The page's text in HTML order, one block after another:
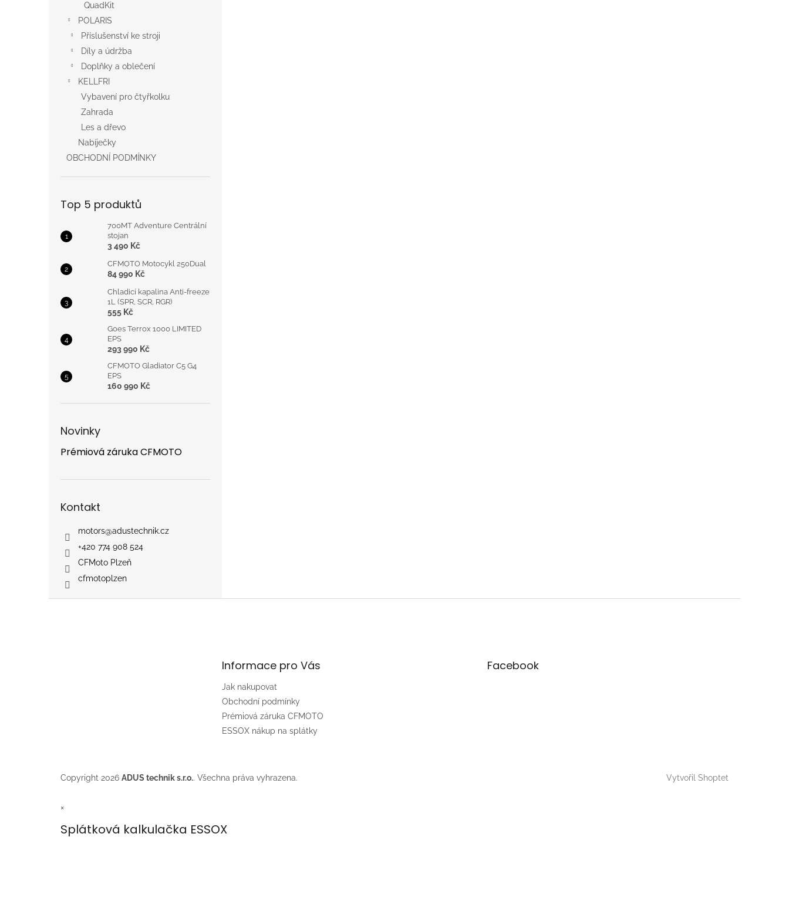
QuadKit
POLARIS
Příslušenství ke stroji
Díly a údržba
Doplňky a oblečení
KELLFRI
Vybavení pro čtyřkolku
Zahrada
Les a dřevo
Nabíječky
OBCHODNÍ PODMÍNKY
Top 5 produktů
700MT Adventure Centrální
stojan
3 490 Kč
CFMOTO Motocykl 250Dual
84 990 Kč
Chladicí kapalina Anti-freeze
1L (SPR, SCR, RGR)
555 Kč
Goes Terrox 1000 LIMITED
EPS
293 990 Kč
CFMOTO Gladiator C5 G4
EPS
160 990 Kč
Novinky
Prémiová záruka CFMOTO
Kontakt
motors@adustechnik.cz
+420 774 908 524
CFMoto Plzeň
cfmotoplzen
Informace pro Vás
Jak nakupovat
Obchodní podmínky
Prémiová záruka CFMOTO
ESSOX nákup na splátky
Facebook
Vytvořil Shoptet
Copyright 2026 ADUS technik s.r.o.. Všechna práva vyhrazena.
×
Splátková kalkulačka ESSOX